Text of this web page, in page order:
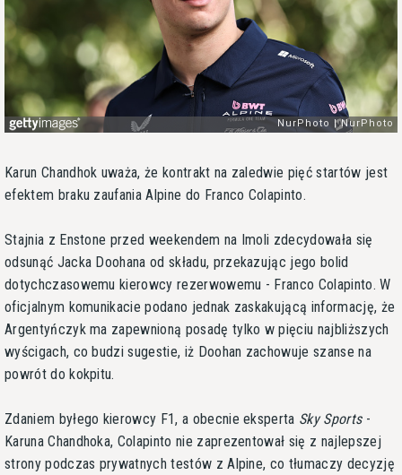
Karun Chandhok uważa, że kontrakt na zaledwie pięć startów jest
efektem braku zaufania Alpine do Franco Colapinto.
Stajnia z Enstone przed weekendem na Imoli zdecydowała się
odsunąć Jacka Doohana od składu, przekazując jego bolid
dotychczasowemu kierowcy rezerwowemu - Franco Colapinto. W
oficjalnym komunikacie podano jednak zaskakującą informację, że
Argentyńczyk ma zapewnioną posadę tylko w pięciu najbliższych
wyścigach, co budzi sugestie, iż Doohan zachowuje szanse na
powrót do kokpitu.
Zdaniem byłego kierowcy F1, a obecnie eksperta Sky Sports-
Karuna Chandhoka, Colapinto nie zaprezentował się z najlepszej
strony podczas prywatnych testów z Alpine, co tłumaczy decyzję